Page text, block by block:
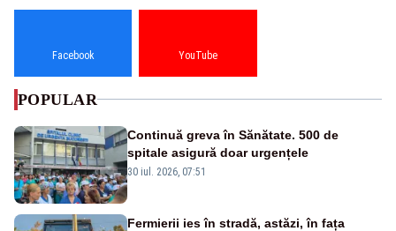
Facebook YouTube
POPULAR
Continuă greva în Sănătate. 500 de
spitale asigură doar urgențele
30 iul. 2026, 07:51
Fermierii ies în stradă, astăzi, în fața